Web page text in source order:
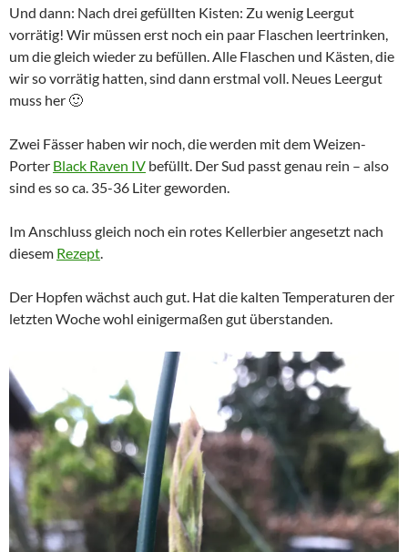
Und dann: Nach drei gefüllten Kisten: Zu wenig Leergut
vorrätig! Wir müssen erst noch ein paar Flaschen leertrinken,
um die gleich wieder zu befüllen. Alle Flaschen und Kästen, die
wir so vorrätig hatten, sind dann erstmal voll. Neues Leergut
muss her 🙂
Zwei Fässer haben wir noch, die werden mit dem Weizen-
Porter Black Raven IV befüllt. Der Sud passt genau rein – also
sind es so ca. 35-36 Liter geworden.
Im Anschluss gleich noch ein rotes Kellerbier angesetzt nach
diesem Rezept.
Der Hopfen wächst auch gut. Hat die kalten Temperaturen der
letzten Woche wohl einigermaßen gut überstanden.